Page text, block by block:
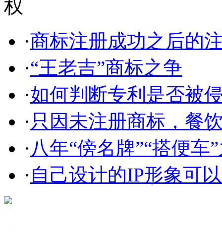
·商标注册成功之后的
·“王老吉”商标之争
·如何判断专利是否被
· 只因未注册商标，餐
· 八年“傍名牌”“搭便车
· 自己设计的IP形象可